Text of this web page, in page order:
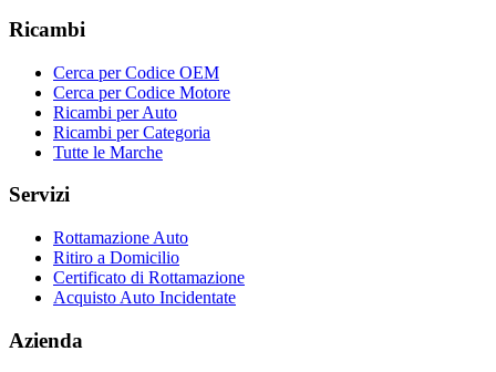
Ricambi
Cerca per Codice OEM
Cerca per Codice Motore
Ricambi per Auto
Ricambi per Categoria
Tutte le Marche
Servizi
Rottamazione Auto
Ritiro a Domicilio
Certificato di Rottamazione
Acquisto Auto Incidentate
Azienda